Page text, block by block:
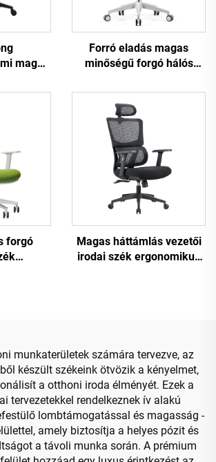
magas
irodai
Forró eladás magas
minőségű forgó hálós
bútor műanyag
ergonomikus irodai szék
személyzeti vezetői szék.
forgó
Magas háttámlás vezetői
irodai szék ergonomikus
munkaterületek számára tervezve, az
készült székeink ötvözik a kényelmet,
a otthoni iroda élményét. Ezek a
tervezetekkel rendelkeznek ív alakú
lombtámogatással és magasság -
amely biztosítja a helyes pózit és
a távoli munka során. A prémium